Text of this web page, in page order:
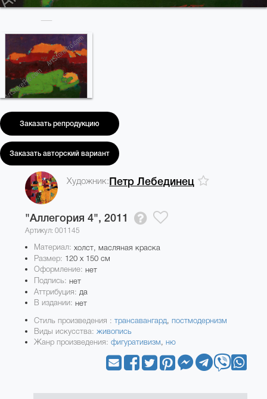
Заказать репродукцию
Заказать авторский вариант
Художник:Петр Лебединец
"Аллегория 4", 2011
Артикул: 001145
Материал: холст, масляная краска
Размер: 120 x 150 см
Оформление:нет
Подпись:нет
Аттрибуция: да
В издании:нет
Стиль произведения : трансавангард,постмодернизм
Виды искусства:живопись
Жанр произведения: фигуративизм,ню